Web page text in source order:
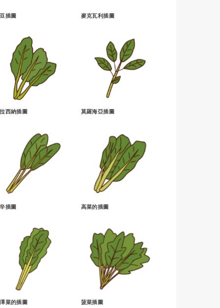
插圖 麥克瓦利插圖
西納插圖 莫羅海亞插圖
插圖 高菜的插圖
菜的插圖 菠菜插圖